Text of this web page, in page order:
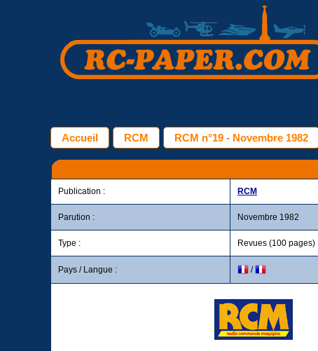
Accueil RCM RCM n°19 - Novembre 1982
Publication : RCM
Parution : Novembre 1982
Type : Revues (100 pages)
Pays / Langue : /